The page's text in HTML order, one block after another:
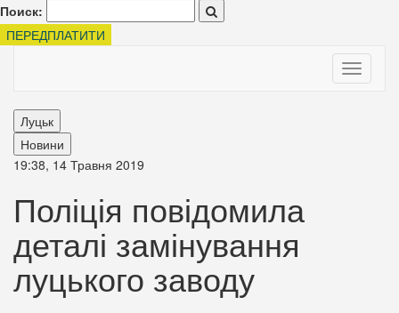
Поиск:
ПЕРЕДПЛАТИТИ
Toggle
Луцьк
Новини
19:38, 14 Травня 2019
Поліція повідомила
деталі замінування
луцького заводу